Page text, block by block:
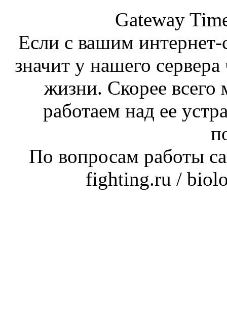
Gateway
Если с вашим интернет-
значит у нашего
жизни. Скорее
работаем над ее
По вопросам работы
fighting.ru /